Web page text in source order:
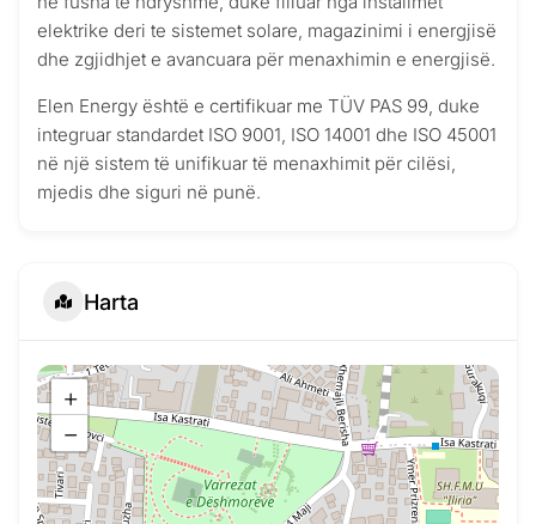
elektrike deri te sistemet solare, magazinimi i energjisë
dhe zgjidhjet e avancuara për menaxhimin e energjisë.
Elen Energy është e certifikuar me TÜV PAS 99, duke
integruar standardet ISO 9001, ISO 14001 dhe ISO 45001
në një sistem të unifikuar të menaxhimit për cilësi,
mjedis dhe siguri në punë.
Harta
+
−